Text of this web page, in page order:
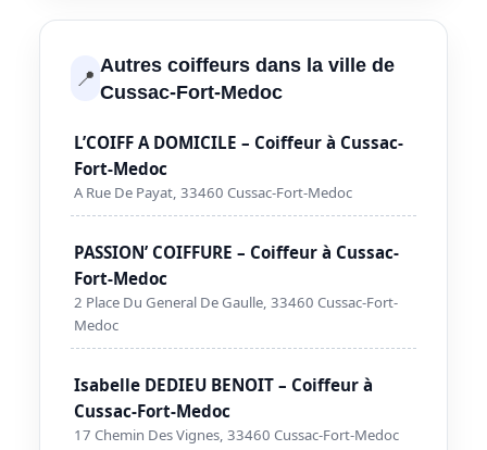
📍 Autres coiffeurs dans la ville de
Cussac-Fort-Medoc
L’COIFF A DOMICILE – Coiffeur à Cussac-
Fort-Medoc
A Rue De Payat, 33460 Cussac-Fort-Medoc
PASSION’ COIFFURE – Coiffeur à Cussac-
Fort-Medoc
2 Place Du General De Gaulle, 33460 Cussac-Fort-
Medoc
Isabelle DEDIEU BENOIT – Coiffeur à
Cussac-Fort-Medoc
17 Chemin Des Vignes, 33460 Cussac-Fort-Medoc